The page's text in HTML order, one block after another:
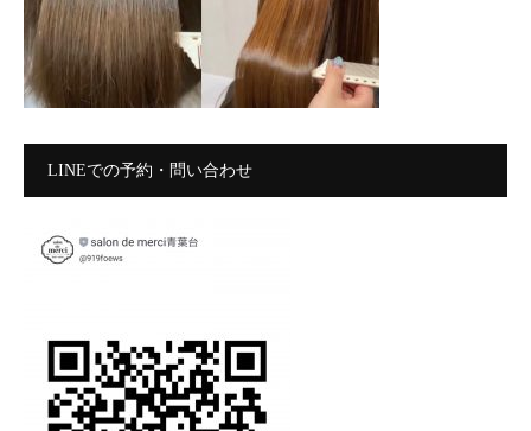
LINEでの予約・問い合わせ